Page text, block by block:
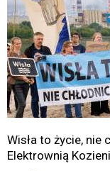
Wisła to życie, nie
Elektrownią